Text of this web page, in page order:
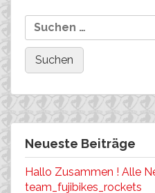
Neueste Beiträge
Hallo Zusammen ! Alle
team_fujibikes_rockets